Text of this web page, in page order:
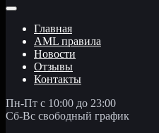
Главная
AML правила
Новости
Отзывы
Контакты
Пн-Пт с 10:00 до 23:00
Сб-Вс свободный график